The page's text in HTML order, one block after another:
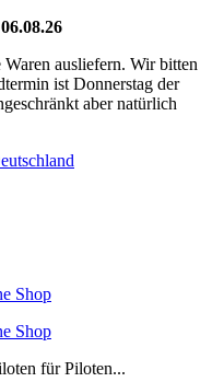
ausliefern. Wir bitten
ist Donnerstag der
aber natürlich
für Piloten...